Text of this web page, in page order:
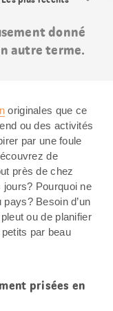
les
donné
autre terme.
originales que ce
ou des activités
par une foule
de
près de chez
Pourquoi ne
Besoin d’un
ou de planifier
par beau
prisées en